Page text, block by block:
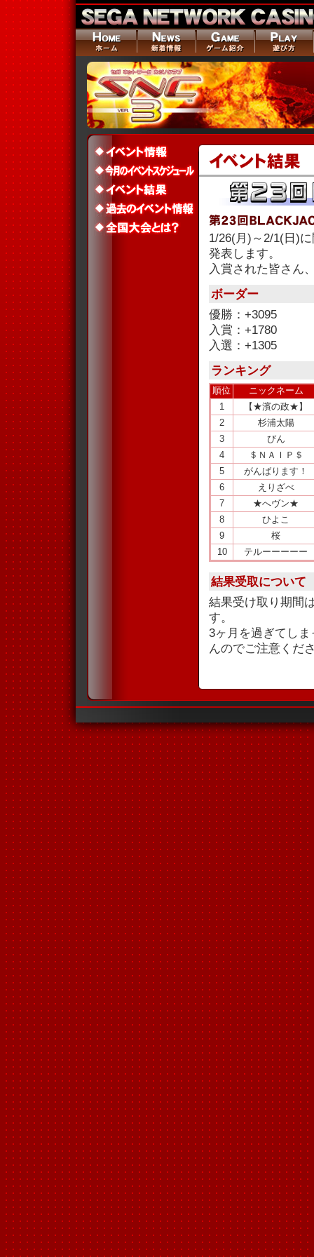
1/26(月)～2/1(日)
発表します。
入賞された皆さん
ボーダー
優勝：+3095
入賞：+1780
入選：+1305
ランキング
順位
ニックネーム
1
【★濱の政★】
2
杉浦太陽
3
びん
4
＄ＮＡＩＰ＄
5
がんばります！
6
えりざべ
7
★へヴン★
8
ひよこ
9
桜
10
テルーーーーー
結果受取について
結果受け取り期間
す。
3ヶ月を過ぎてし
んのでご注意くだ